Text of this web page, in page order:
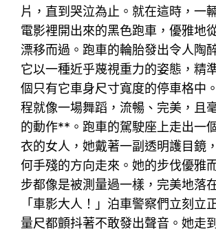
片，直到哭泣為止。就在這時，一
電影裡開出來的黑色跑車，優雅地
漂移而過。跑車的輪胎發出令人陶
它以一種近乎蔑視重力的姿態，精
個只有它車身尺寸寬度的停車格中
程就像一場舞蹈，流暢、完美，且
的動作**。跑車的駕駛座上走出一
衣的女人，她戴著一副透明護目鏡
何手殘的方向走來。她的步伐優雅
步都像是被測量過一樣，完美地落
「車影大人！」泊車警察們立刻立
量尺都顫抖著不敢發出聲音。她走